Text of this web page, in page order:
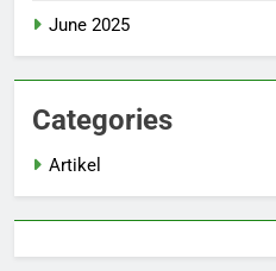
June 2025
Categories
Artikel